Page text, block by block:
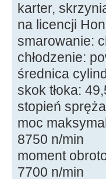
karter,
na licencji
smarowanie:
chłodzenie:
średnica
skok tłoka:
stopień
moc
8750 n/min
moment
7700 n/min